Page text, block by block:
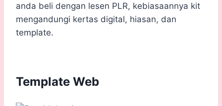
anda beli dengan lesen PLR, kebiasaannya kit
mengandungi kertas digital, hiasan, dan
template.
Template Web